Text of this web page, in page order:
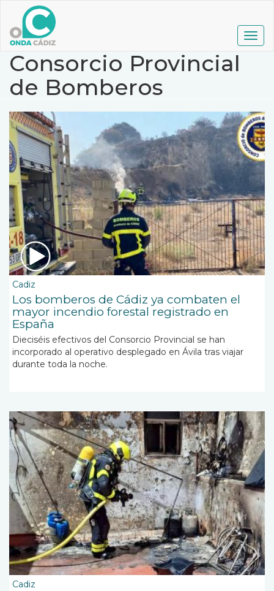
contenido
principal
Consorcio Provincial
de Bomberos
Cadiz
Los bomberos de Cádiz ya combaten el
mayor incendio forestal registrado en
España
Dieciséis efectivos del Consorcio Provincial se han
incorporado al operativo desplegado en Ávila tras viajar
durante toda la noche.
Cadiz